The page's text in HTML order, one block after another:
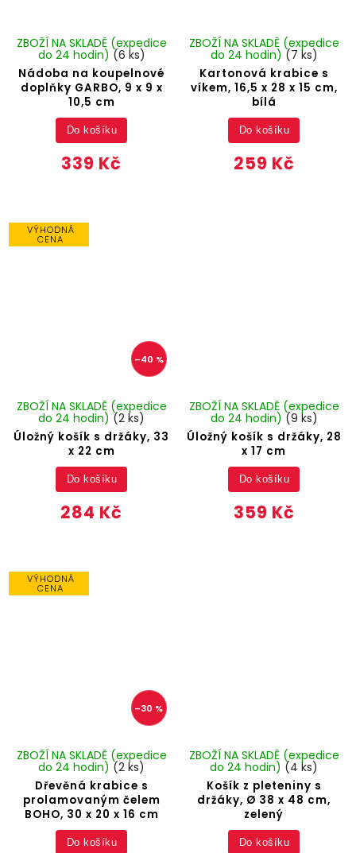
Nádoba na koupelnové
doplňky GARBO, 9 x 9 x
10,5 cm
ZBOŽÍ NA SKLADĚ (expedice
do 24 hodin) (6 ks)
339 Kč
Do košíku
Kartonová krabice s
víkem, 16,5 x 28 x 15 cm,
bílá
ZBOŽÍ NA SKLADĚ (expedice
do 24 hodin) (7 ks)
259 Kč
Do košíku
VÝHODNÁ
CENA
–40 %
Úložný košík s držáky, 33
x 22 cm
ZBOŽÍ NA SKLADĚ (expedice
do 24 hodin) (2 ks)
284 Kč
Do košíku
Úložný košík s držáky, 28
x 17 cm
ZBOŽÍ NA SKLADĚ (expedice
do 24 hodin) (9 ks)
359 Kč
Do košíku
VÝHODNÁ
CENA
–30 %
Dřevěná krabice s
prolamovaným čelem
BOHO, 30 x 20 x 16 cm
ZBOŽÍ NA SKLADĚ (expedice
do 24 hodin) (2 ks)
Do košíku
Košík z pleteniny s
držáky, Ø 38 x 48 cm,
zelený
ZBOŽÍ NA SKLADĚ (expedice
do 24 hodin) (4 ks)
Do košíku